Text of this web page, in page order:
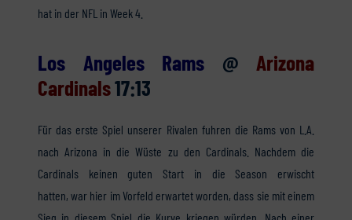
hat in der NFL in Week 4.
Los Angeles Rams @ Arizona
Cardinals17:13
Für das erste Spiel unserer Rivalen fuhren die Rams von L.A.
nach Arizona in die Wüste zu den Cardinals. Nachdem die
Cardinals keinen guten Start in die Season erwischt
hatten, war hier im Vorfeld erwartet worden, dass sie mit einem